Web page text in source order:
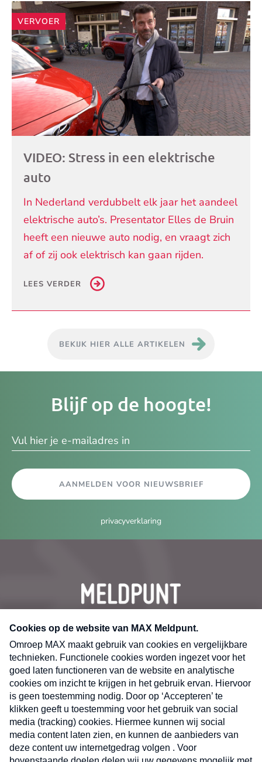
VERVOER
VIDEO: Stress in een elektrische
auto
In Nederland verdubbelt elk jaar het aandeel
elektrische auto’s. Presentator Elles de Bruin
heeft een nieuwe auto nodig, en vraagt zich
af of zij ook elektrisch kan gaan rijden.
LEES VERDER
BEKIJK HIER ALLE ARTIKELEN
Blijf op de hoogte!
AANMELDEN VOOR NIEUWSBRIEF
privacyverklaring
CONTACT
Volg ons op